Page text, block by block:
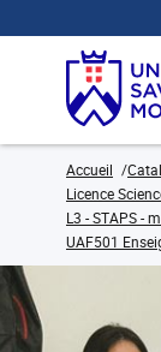
Accueil
Licence
L3 - STAPS -
UAF501